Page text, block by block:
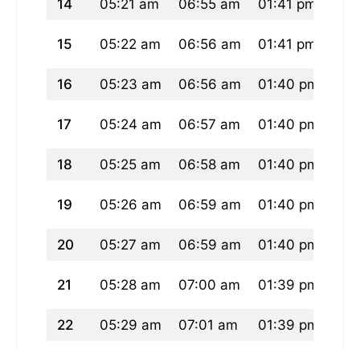
14 05:21 am 06:55 am 01:41 pm
15 05:22 am 06:56 am 01:41 pm
16 05:23 am 06:56 am 01:40 pm
17 05:24 am 06:57 am 01:40 pm
18 05:25 am 06:58 am 01:40 pm
19 05:26 am 06:59 am 01:40 pm
20 05:27 am 06:59 am 01:40 pm
21 05:28 am 07:00 am 01:39 pm
22 05:29 am 07:01 am 01:39 pm